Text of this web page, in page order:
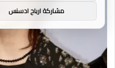
مشاركة ارباح ادسنس